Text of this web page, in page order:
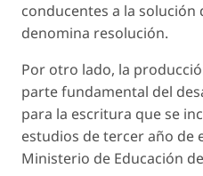
conducentes a la solución
denomina resolución.
Por otro lado, la
parte fundamental del
para la escritura que se
estudios de tercer año de
Ministerio de Educación